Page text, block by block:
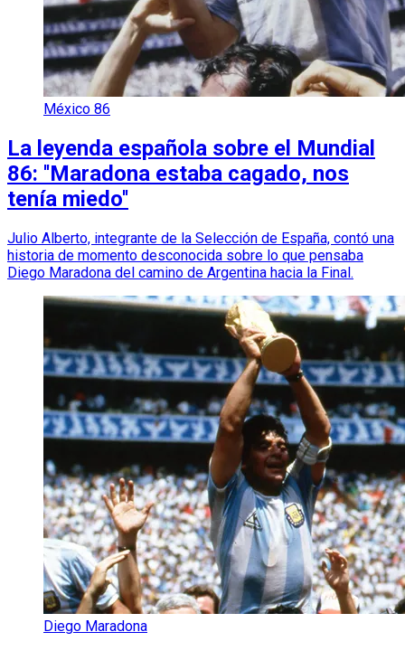
México 86
La leyenda española sobre el Mundial
86: ''Maradona estaba cagado, nos
tenía miedo''
Julio Alberto, integrante de la Selección de España, contó una
historia de momento desconocida sobre lo que pensaba
Diego Maradona del camino de Argentina hacia la Final.
Diego Maradona